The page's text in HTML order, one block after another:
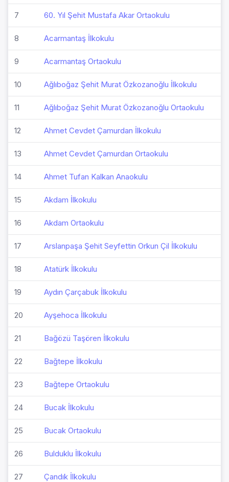
7 60. Yıl Şehit Mustafa Akar Ortaokulu
8 Acarmantaş İlkokulu
9 Acarmantaş Ortaokulu
10 Ağlıboğaz Şehit Murat Özkozanoğlu İlkokulu
11 Ağlıboğaz Şehit Murat Özkozanoğlu Ortaokulu
12 Ahmet Cevdet Çamurdan İlkokulu
13 Ahmet Cevdet Çamurdan Ortaokulu
14 Ahmet Tufan Kalkan Anaokulu
15 Akdam İlkokulu
16 Akdam Ortaokulu
17 Arslanpaşa Şehit Seyfettin Orkun Çil İlkokulu
18 Atatürk İlkokulu
19 Aydın Çarçabuk İlkokulu
20 Ayşehoca İlkokulu
21 Bağözü Taşören İlkokulu
22 Bağtepe İlkokulu
23 Bağtepe Ortaokulu
24 Bucak İlkokulu
25 Bucak Ortaokulu
26 Bulduklu İlkokulu
27 Çandık İlkokulu